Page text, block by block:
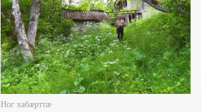
Ног хабæрттæ